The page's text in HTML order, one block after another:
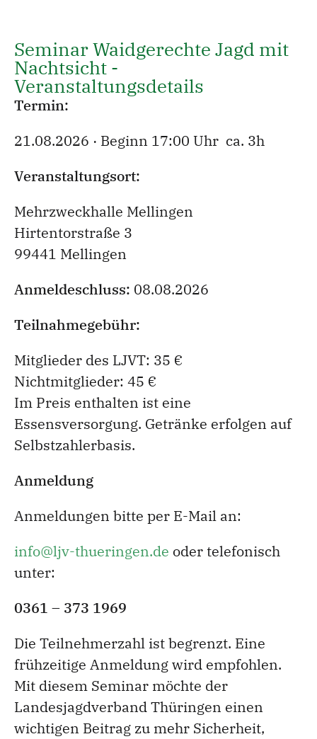
Seminar Waidgerechte Jagd mit
Nachtsicht -
Veranstaltungsdetails
Termin:
21.08.2026 · Beginn 17:00 Uhr ca. 3h
Veranstaltungsort:
Mehrzweckhalle Mellingen
Hirtentorstraße 3
99441 Mellingen
Anmeldeschluss: 08.08.2026
Teilnahmegebühr:
Mitglieder des LJVT: 35 €
Nichtmitglieder: 45 €
Im Preis enthalten ist eine
Essensversorgung. Getränke erfolgen auf
Selbstzahlerbasis.
Anmeldung
Anmeldungen bitte per E-Mail an:
info@ljv-thueringen.de oder telefonisch
unter:
0361 – 373 1969
Die Teilnehmerzahl ist begrenzt. Eine
frühzeitige Anmeldung wird empfohlen.
Mit diesem Seminar möchte der
Landesjagdverband Thüringen einen
wichtigen Beitrag zu mehr Sicherheit,